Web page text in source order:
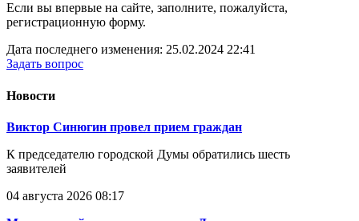
Если вы впервые на сайте, заполните, пожалуйста,
регистрационную форму.
Дата последнего изменения: 25.02.2024 22:41
Задать вопрос
Новости
Виктор Синюгин провел прием граждан
К председателю городской Думы обратились шесть
заявителей
04 августа 2026 08:17